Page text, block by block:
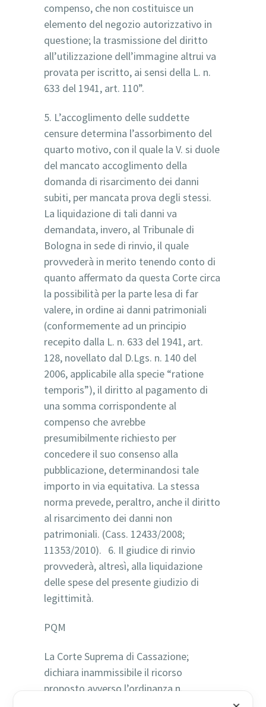
compenso, che non costituisce un
elemento del negozio autorizzativo in
questione; la trasmissione del diritto
all’utilizzazione dell’immagine altrui va
provata per iscritto, ai sensi della L. n.
633 del 1941, art. 110”.
5. L’accoglimento delle suddette
censure determina l’assorbimento del
quarto motivo, con il quale la V. si duole
del mancato accoglimento della
domanda di risarcimento dei danni
subiti, per mancata prova degli stessi.
La liquidazione di tali danni va
demandata, invero, al Tribunale di
Bologna in sede di rinvio, il quale
provvederà in merito tenendo conto di
quanto affermato da questa Corte circa
la possibilità per la parte lesa di far
valere, in ordine ai danni patrimoniali
(conformemente ad un principio
recepito dalla L. n. 633 del 1941, art.
128, novellato dal D.Lgs. n. 140 del
2006, applicabile alla specie “ratione
temporis”), il diritto al pagamento di
una somma corrispondente al
compenso che avrebbe
presumibilmente richiesto per
concedere il suo consenso alla
pubblicazione, determinandosi tale
importo in via equitativa. La stessa
norma prevede, peraltro, anche il diritto
al risarcimento dei danni non
patrimoniali. (Cass. 12433/2008;
11353/2010). 6. Il giudice di rinvio
provvederà, altresì, alla liquidazione
delle spese del presente giudizio di
legittimità.
PQM
La Corte Suprema di Cassazione;
dichiara inammissibile il ricorso
proposto avverso l’ordinanza n.